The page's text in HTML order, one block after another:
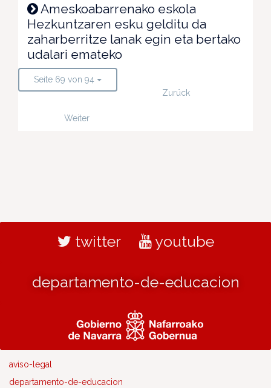
Ameskoabarrenako eskola
Hezkuntzaren esku gelditu da
zaharberritze lanak egin eta bertako
udalari emateko
Seite 69 von 94
Zurück
Weiter
twitter youtube
departamento-de-educacion
aviso-legal
departamento-de-educacion